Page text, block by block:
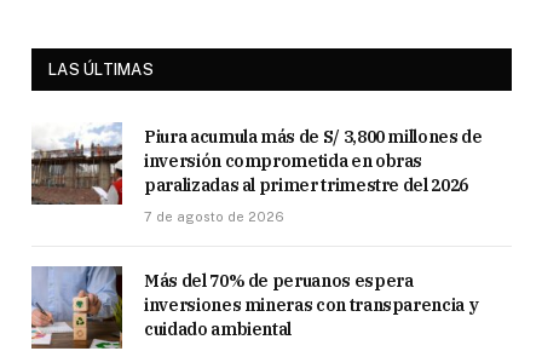
LAS ÚLTIMAS
Piura acumula más de S/ 3,800 millones de
inversión comprometida en obras
paralizadas al primer trimestre del 2026
7 de agosto de 2026
Más del 70% de peruanos espera
inversiones mineras con transparencia y
cuidado ambiental